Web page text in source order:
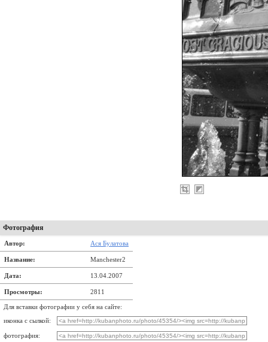
Фотография
Автор: Ася Булатова
Название: Manchester2
Дата: 13.04.2007
Просмотры: 2811
Для вставки фотографии у себя на сайте:
иконка с сылкой:
фотография: